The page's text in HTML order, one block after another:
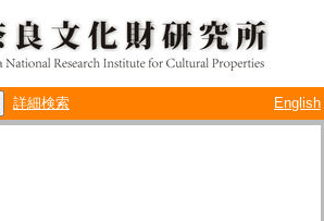
詳細検索 English